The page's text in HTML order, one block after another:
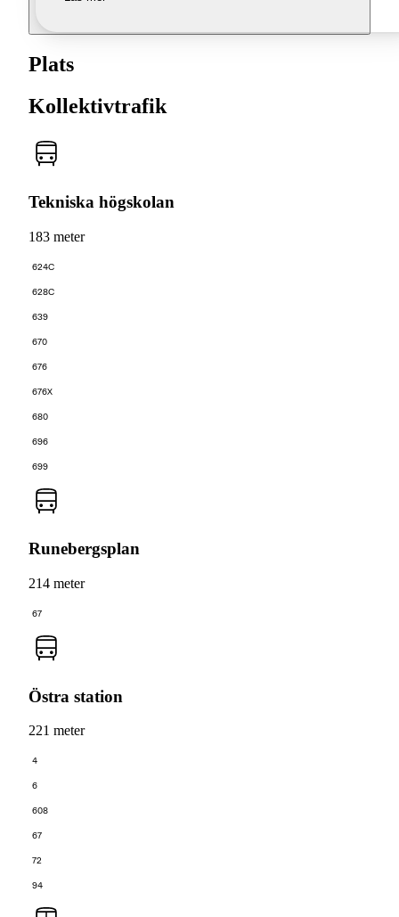
Plats
Kollektivtrafik
Tekniska högskolan
183 meter
624C
628C
639
670
676
676X
680
696
699
Runebergsplan
214 meter
67
Östra station
221 meter
4
6
608
67
72
94